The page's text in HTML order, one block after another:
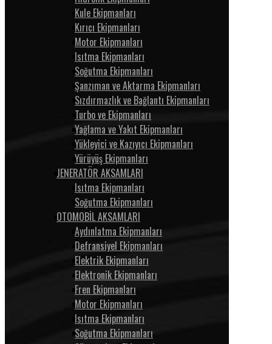
Kule Ekipmanları
Kırıcı Ekipmanları
Motor Ekipmanları
Isıtma Ekipmanları
Soğutma Ekipmanları
Şanzıman ve Aktarma Ekipmanları
Sızdırmazlık ve Bağlantı Ekipmanları
Turbo ve Ekipmanları
Yağlama ve Yakıt Ekipmanları
Yükleyici ve Kazıyıcı Ekipmanları
Yürüyüş Ekipmanları
JENERATÖR AKSAMLARI
Isıtma Ekipmanları
Soğutma Ekipmanları
OTOMOBİL AKSAMLARI
Aydınlatma Ekipmanları
Defransiyel Ekipmanları
Elektrik Ekipmanları
Elektronik Ekipmanları
Fren Ekipmanları
Motor Ekipmanları
Isıtma Ekipmanları
Soğutma Ekipmanları